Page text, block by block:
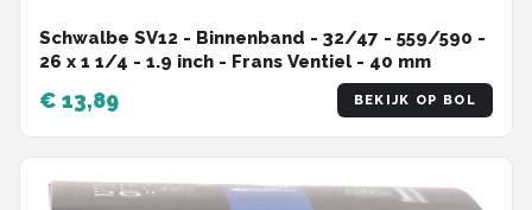
Schwalbe SV12 - Binnenband - 32/47 - 559/590 -
26 x 1 1/4 - 1.9 inch - Frans Ventiel - 40 mm
€ 13,89 BEKIJK OP BOL